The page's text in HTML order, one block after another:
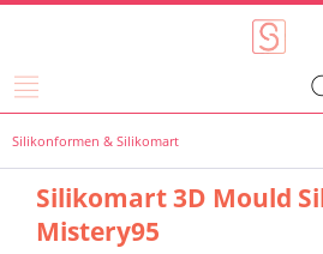
Silikonformen & Silikomart
Silikomart 3D Mould
Mistery95